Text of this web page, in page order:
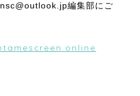
編集部にご